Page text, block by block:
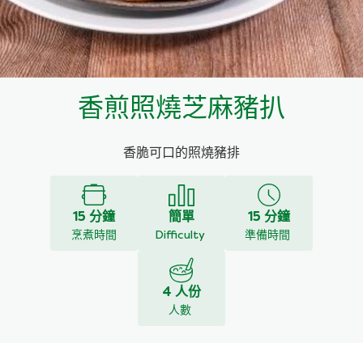
家樂牌快熟通心粉
家樂牌鮮露
家樂牌鷹粟粉
家樂牌純鮮清雞湯
香煎照燒芝麻豬扒
香脆可口的照燒豬排
15 分鐘
烹煮時間
簡單
Difficulty
15 分鐘
準備時間
4 人份
人數